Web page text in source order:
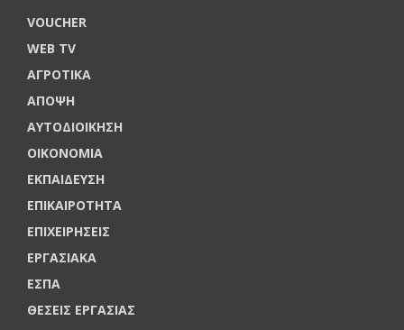
VOUCHER
WEB TV
ΑΓΡΟΤΙΚΑ
ΑΠΟΨΗ
ΑΥΤΟΔΙΟΙΚΗΣΗ
ΟΙΚΟΝΟΜΙΑ
ΕΚΠΑΙΔΕΥΣΗ
ΕΠΙΚΑΙΡΟΤΗΤΑ
ΕΠΙΧΕΙΡΗΣΕΙΣ
ΕΡΓΑΣΙΑΚΑ
ΕΣΠΑ
ΘΕΣΕΙΣ ΕΡΓΑΣΙΑΣ